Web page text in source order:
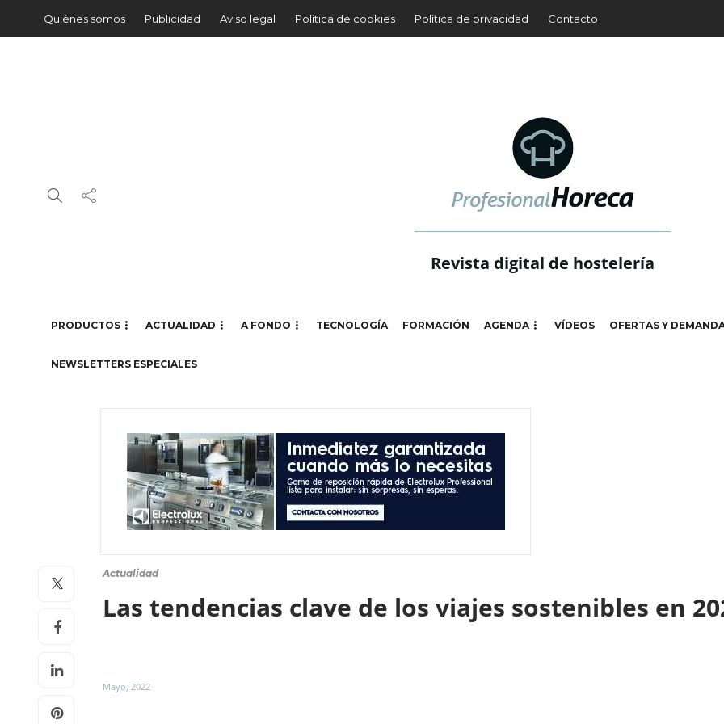
Quiénes somos Publicidad Aviso legal Política de cookies Política de privacidad Contacto
Revista digital de hostelería
PRODUCTOS ACTUALIDAD A FONDO TECNOLOGÍA FORMACIÓN AGENDA VÍDEOS OFERTAS Y
NEWSLETTERS ESPECIALES
Actualidad
Las tendencias clave de los viajes sostenibles en
Mayo, 2022